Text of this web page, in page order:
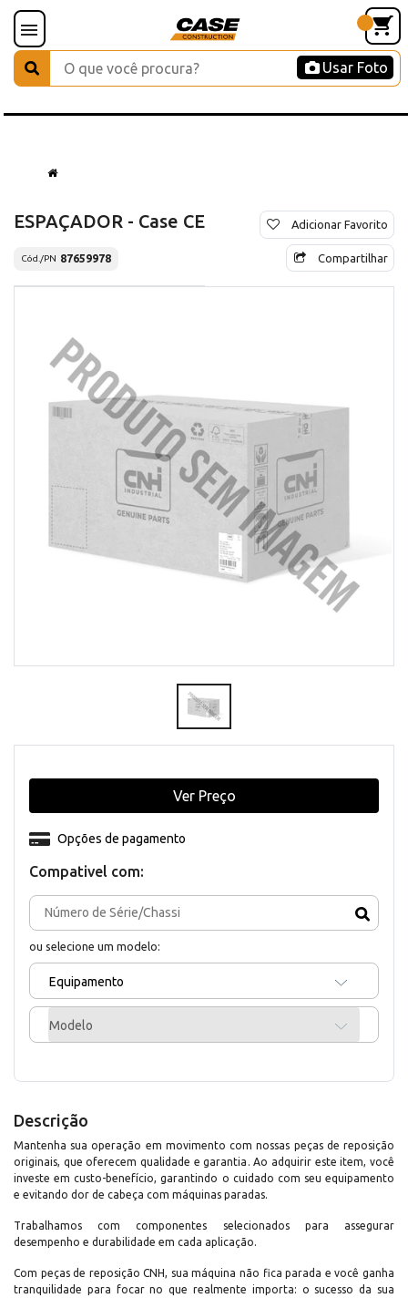
Usar Foto
ESPAÇADOR - Case CE
Cód./PN 87659978
Adicionar Favorito
Compartilhar
Compativel com:
ou selecione um modelo:
Equipamento
Modelo
Opções de pagamento
Ver Preço
Descrição
Mantenha sua operação em movimento com nossas peças de reposição
originais, que oferecem qualidade e garantia. Ao adquirir este item, você
investe em custo-benefício, garantindo o cuidado com seu equipamento
e evitando dor de cabeça com máquinas paradas.
Trabalhamos com componentes selecionados para assegurar
desempenho e durabilidade em cada aplicação.
Com peças de reposição CNH, sua máquina não fica parada e você ganha
tranquilidade para focar no que realmente importa: o sucesso da sua